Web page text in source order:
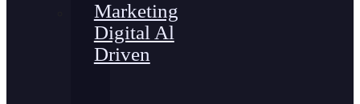
Marketing
Digital Al
Driven